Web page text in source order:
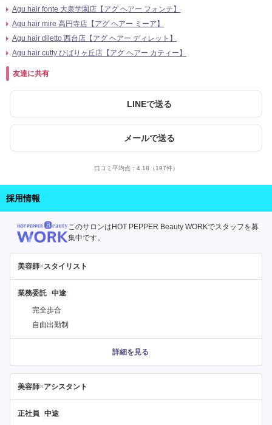
Agu hair fonte 大泉学園店【アグ ヘアー フォンテ】
Agu hair mire 高円寺店【アグ ヘアー ミーア】
Agu hair diletto 西台店【アグ ヘアー ディレット】
Agu hair cutty ひばりヶ丘店【アグ ヘアー カティー】
友達に共有
LINEで送る
メールで送る
口コミ平均点： 4.18 （197件）
採用情報
このサロンはHOT PEPPER Beauty WORKでスタッフを募
集中です。
美容師×スタイリスト
業務委託
完全歩合
自由出勤制
詳細を見る
美容師×アシスタント
正社員